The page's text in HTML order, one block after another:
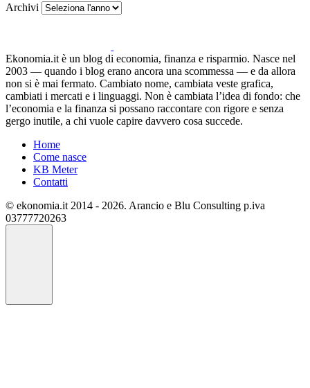
Archivi
Ekonomia.it è un blog di economia, finanza e risparmio. Nasce nel
2003 — quando i blog erano ancora una scommessa — e da allora
non si è mai fermato. Cambiato nome, cambiata veste grafica,
cambiati i mercati e i linguaggi. Non è cambiata l’idea di fondo: che
l’economia e la finanza si possano raccontare con rigore e senza
gergo inutile, a chi vuole capire davvero cosa succede.
Home
Come nasce
KB Meter
Contatti
© ekonomia.it 2014 - 2026. Arancio e Blu Consulting p.iva
03777720263